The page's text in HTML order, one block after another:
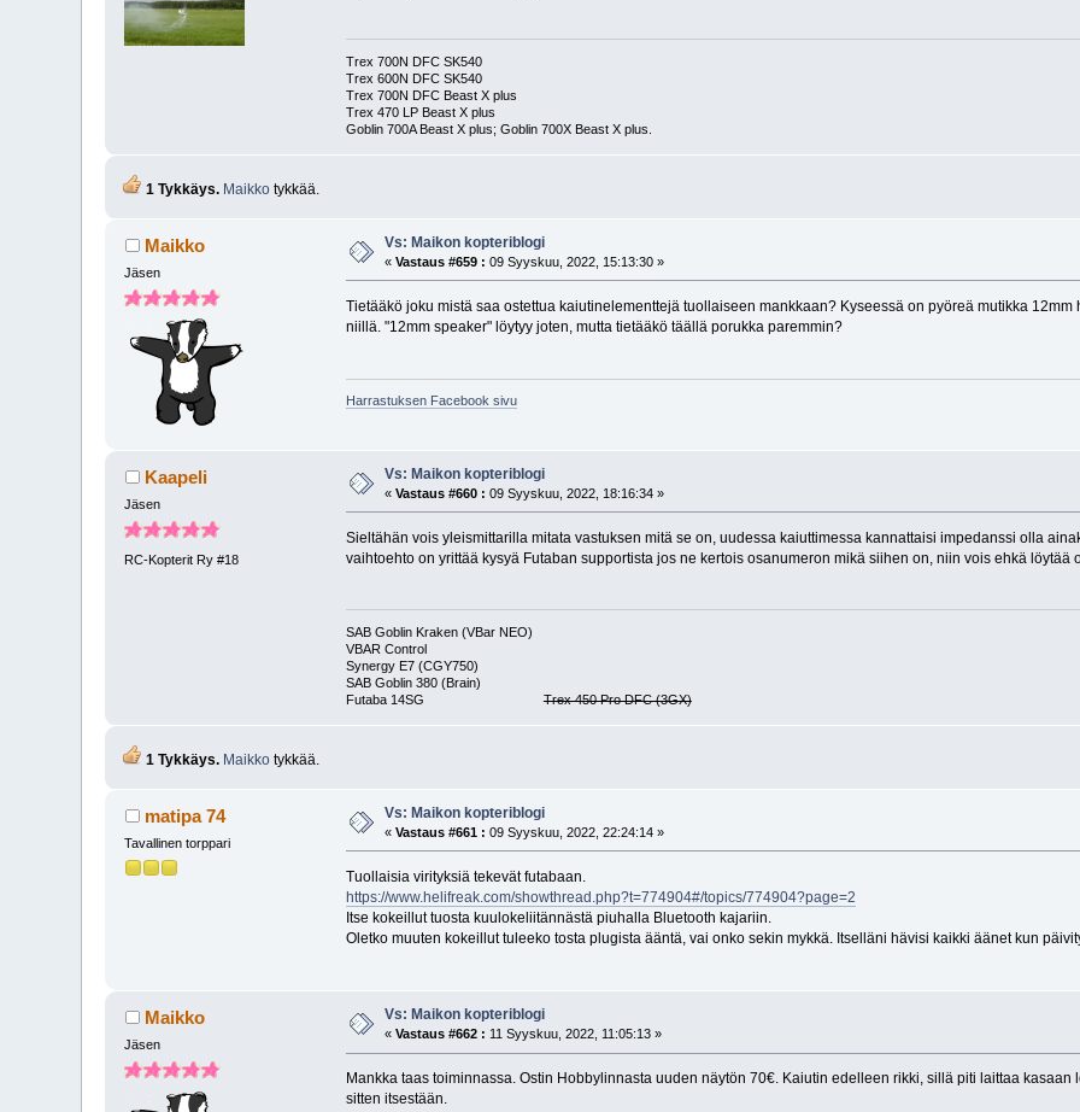
Trex 700N DFC SK540
Trex 600N DFC SK540
Trex 700N DFC Beast X plus
Trex 470 LP Beast X plus
Goblin 700A Beast X plus; Goblin 700X Beast X plus.
1 Tykkäys. Maikko tykkää.
Maikko
Jäsen
Vs: Maikon kopteriblogi
«Vastaus #659 : 09 Syyskuu, 2022, 15:13:30 »
Tietääkö joku mistä saa ostettua kaiutinelementtejä tuollaiseen mankkaan? Kyseessä on pyöreä mutikka
niillä. "12mm speaker" löytyy joten, mutta tietääkö täällä porukka paremmin?
Harrastuksen Facebook sivu
Kaapeli
Jäsen
RC-Kopterit Ry #18
Vs: Maikon kopteriblogi
«Vastaus #660 : 09 Syyskuu, 2022, 18:16:34 »
Sieltähän vois yleismittarilla mitata vastuksen mitä se on, uudessa kaiuttimessa kannattaisi impedanssi olla
vaihtoehto on yrittää kysyä Futaban supportista jos ne kertois osanumeron mikä siihen on, niin vois ehkä löytää
SAB Goblin Kraken (VBar NEO)
VBAR Control
Synergy E7 (CGY750)
SAB Goblin 380 (Brain)
Futaba 14SGTrex 450 Pro DFC (3GX)
1 Tykkäys. Maikko tykkää.
matipa 74
Tavallinen torppari
Vs: Maikon kopteriblogi
«Vastaus #661 : 09 Syyskuu, 2022, 22:24:14 »
Tuollaisia virityksiä tekevät futabaan.
https://www.helifreak.com/showthread.php?t=774904#/topics/774904?page=2
Itse kokeillut tuosta kuulokeliitännästä piuhalla Bluetooth kajariin.
Oletko muuten kokeillut tuleeko tosta plugista ääntä, vai onko sekin mykkä. Itselläni hävisi kaikki äänet kun
Maikko
Jäsen
Vs: Maikon kopteriblogi
«Vastaus #662 : 11 Syyskuu, 2022, 11:05:13 »
Mankka taas toiminnassa. Ostin Hobbylinnasta uuden näytön 70€. Kaiutin edelleen rikki, sillä piti laittaa
sitten itsestään.